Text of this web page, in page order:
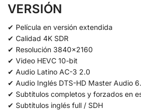
VERSIÓN
✔ Película en versión extendida
✔ Calidad 4K SDR
✔ Resolución 3840×2160
✔ Video HEVC 10-bit
✔ Audio Latino AC-3 2.0
✔ Audio Inglés DTS-HD Master Audio
✔ Subtítulos completos y forzados en
✔ Subtítulos inglés full / SDH